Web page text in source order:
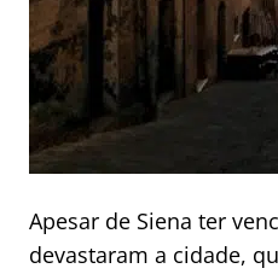
Apesar de Siena ter
devastaram a cidade,